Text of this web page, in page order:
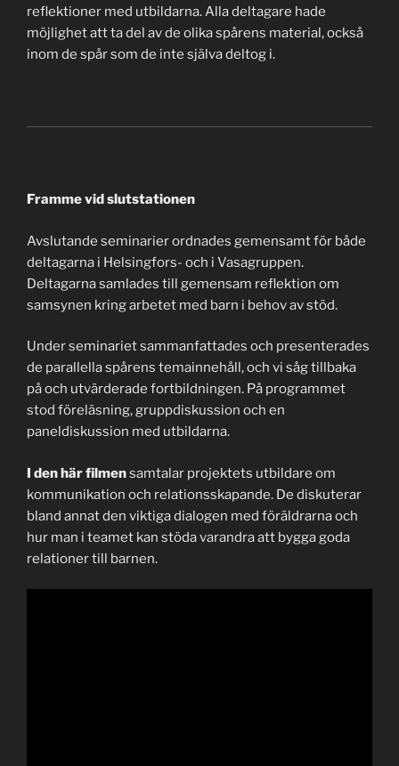
reflektioner med utbildarna. Alla deltagare hade
möjlighet att ta del av de olika spårens material, också
inom de spår som de inte själva deltog i.
Framme vid slutstationen
Avslutande seminarier ordnades gemensamt för både
deltagarna i Helsingfors- och i Vasagruppen.
Deltagarna samlades till gemensam reflektion om
samsynen kring arbetet med barn i behov av stöd.
Under seminariet sammanfattades och presenterades
de parallella spårens temainnehåll, och vi såg tillbaka
på och utvärderade fortbildningen. På programmet
stod föreläsning, gruppdiskussion och en
paneldiskussion med utbildarna.
I den här filmensamtalar projektets utbildare om
kommunikation och relationsskapande. De diskuterar
bland annat den viktiga dialogen med föräldrarna och
hur man i teamet kan stöda varandra att bygga goda
relationer till barnen.